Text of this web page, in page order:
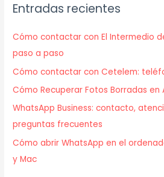
Entradas recientes
Cómo contactar con El Intermedio
paso a paso
Cómo contactar con Cetelem:
Cómo Recuperar Fotos Borradas en
WhatsApp Business: contacto,
preguntas frecuentes
Cómo abrir WhatsApp en el
y Mac